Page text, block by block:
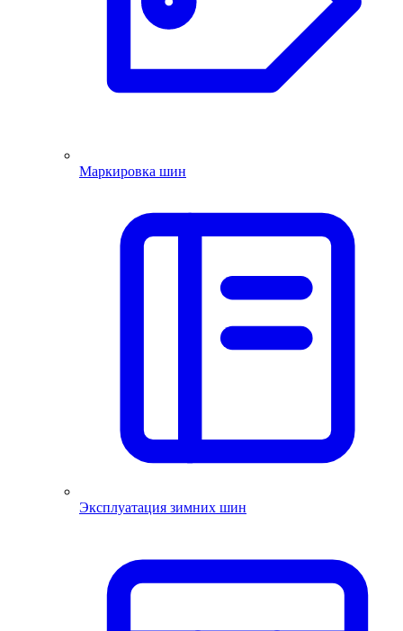
Маркировка шин
Эксплуатация зимних шин